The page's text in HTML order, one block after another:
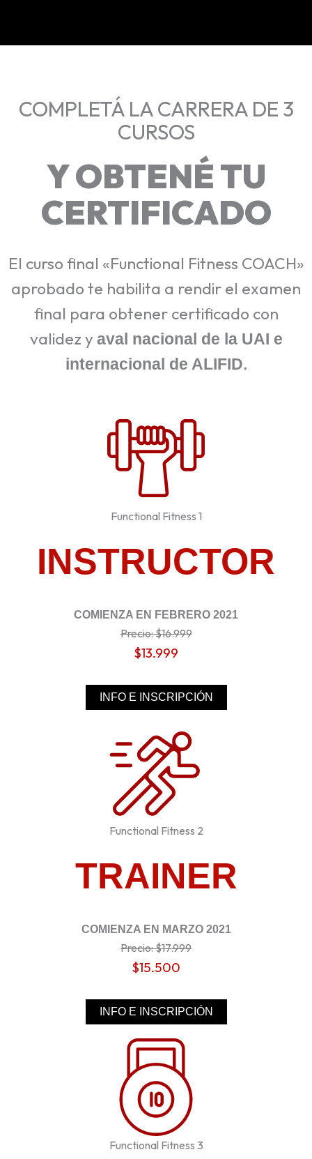
COMPLETÁ LA CARRERA DE 3
CURSOS
Y OBTENÉ TU
CERTIFICADO
El curso final «Functional Fitness COACH»
aprobado te habilita a rendir el examen
final para obtener certificado con
validez yaval nacional de la UAI e
internacional de ALIFID.
Functional Fitness 1
INSTRUCTOR
COMIENZA EN FEBRERO 2021
Precio: $16.999
$13.999
INFO E INSCRIPCIÓN
Functional Fitness 2
TRAINER
COMIENZA EN MARZO 2021
Precio: $17.999
$15.500
INFO E INSCRIPCIÓN
Functional Fitness 3